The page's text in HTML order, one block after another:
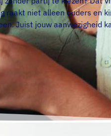
raakt niet alleen ouders en
Juist jouw aanwezigheid